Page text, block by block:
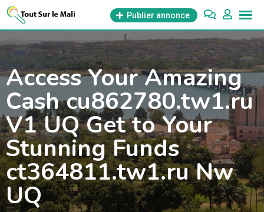
Aller
contenu
Publier annonce
Access Your Amazing
Cash cu862780.tw1.ru
V1 UQ Get to Your
Stunning Funds
ct364811.tw1.ru Nw
UQ